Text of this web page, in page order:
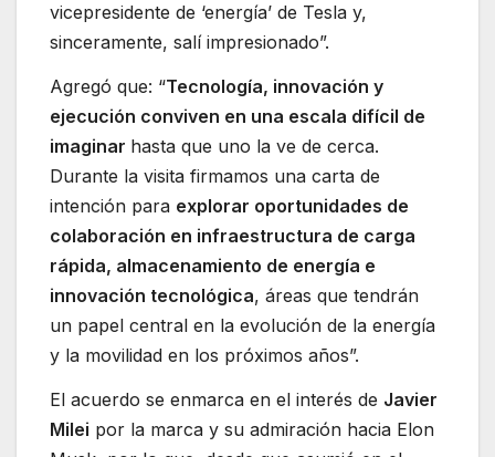
vicepresidente de ‘energía’ de Tesla y,
sinceramente, salí impresionado”.
Agregó que: “Tecnología, innovación y
ejecución conviven en una escala difícil de
imaginar hasta que uno la ve de cerca.
Durante la visita firmamos una carta de
intención para explorar oportunidades de
colaboración en infraestructura de carga
rápida, almacenamiento de energía e
innovación tecnológica, áreas que tendrán
un papel central en la evolución de la energía
y la movilidad en los próximos años”.
El acuerdo se enmarca en el interés de Javier
Milei por la marca y su admiración hacia Elon